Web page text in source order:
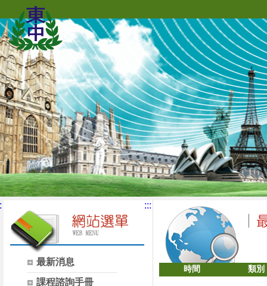
最新消息
課程諮詢手冊
:::
時間 類別